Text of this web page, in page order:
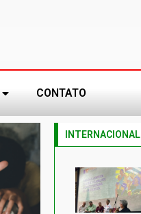
CONTATO
INTERNACIONAL